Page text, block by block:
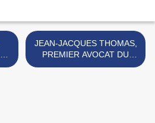
JEAN-JACQUES THOMAS,
PREMIER AVOCAT DU
SERVICE PUBLIC